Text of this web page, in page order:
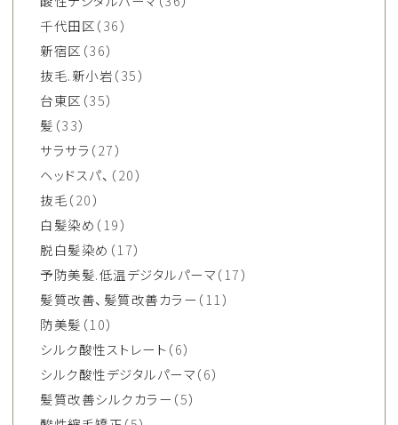
千代田区（36）
新宿区 （36）
抜毛.新小岩（35）
台東区 （35）
髪 （33）
サラサラ （27）
ヘッドスパ、 （20）
抜毛（20）
白髪染め （19）
脱白髪染め （17）
予防美髪.低温デジタルパーマ（17）
髪質改善、髪質改善カラー （11）
防美髪 （10）
シルク酸性ストレート （6）
シルク酸性デジタルパーマ（6）
髪質改善シルクカラー （5）